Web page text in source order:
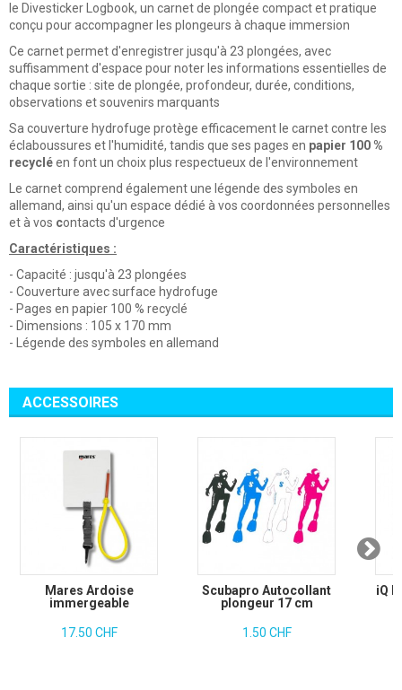
le Divesticker Logbook, un carnet de plongée compact et pratique
conçu pour accompagner les plongeurs à chaque immersion
Ce carnet permet d'enregistrer jusqu'à 23 plongées, avec
suffisamment d'espace pour noter les informations essentielles de
chaque sortie : site de plongée, profondeur, durée, conditions,
observations et souvenirs marquants
Sa couverture hydrofuge protège efficacement le carnet contre les
éclaboussures et l'humidité, tandis que ses pages en papier 100 %
recycléen font un choix plus respectueux de l'environnement
Le carnet comprend également une légende des symboles en
allemand, ainsi qu'un espace dédié à vos coordonnées personnelles
et à vos contacts d'urgence
Caractéristiques :
- Capacité : jusqu'à 23 plongées
- Couverture avec surface hydrofuge
- Pages en papier 100 % recyclé
- Dimensions : 105 x 170 mm
- Légende des symboles en allemand
ACCESSOIRES
Mares Ardoise
immergeable
17.50 CHF
Scubapro Autocollant
plongeur 17 cm
1.50 CHF
iQ